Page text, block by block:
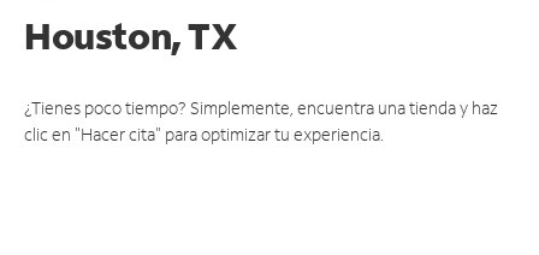
Houston, TX
¿Tienes poco tiempo? Simplemente, encuentra una tienda y haz
clic en "Hacer cita" para optimizar tu experiencia.